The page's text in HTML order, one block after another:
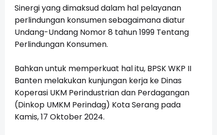
Sinergi yang dimaksud dalam hal pelayanan
perlindungan konsumen sebagaimana diatur
Undang-Undang Nomor 8 tahun 1999 Tentang
Perlindungan Konsumen.
Bahkan untuk memperkuat hal itu, BPSK WKP II
Banten melakukan kunjungan kerja ke Dinas
Koperasi UKM Perindustrian dan Perdagangan
(Dinkop UMKM Perindag) Kota Serang pada
Kamis, 17 Oktober 2024.